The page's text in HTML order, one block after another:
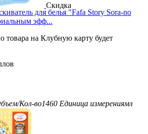
Скидка
для белья "Fafa Story Sora-no
эфф...
товара на Клубную карту будет
Кол-во1460 Единица измерениямл